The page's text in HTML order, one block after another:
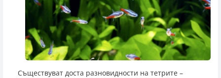
Съществуват доста разновидности на тетрите –